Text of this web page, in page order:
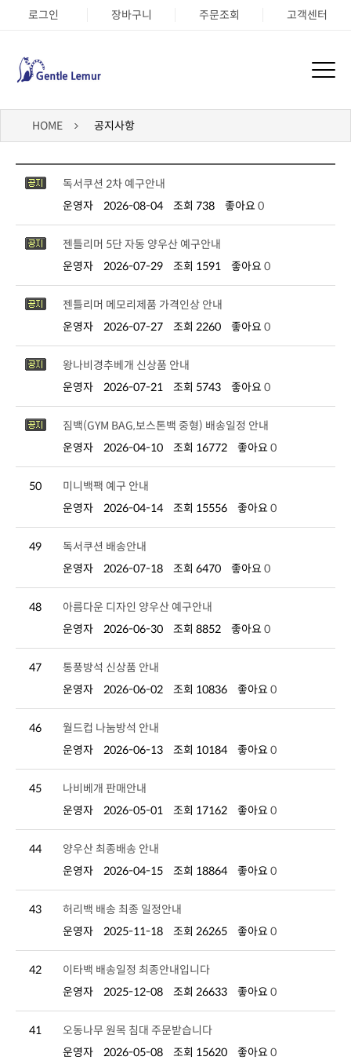
로그인 장바구니 주문조회 고객센터
HOME 공지사항
독서쿠션 2차 예구안내
운영자
2026-08-04 조회 738 좋아요 0
젠틀리머 5단 자동 양우산 예구안내
운영자
2026-07-29 조회 1591 좋아요 0
젠틀리머 메모리제품 가격인상 안내
운영자
2026-07-27 조회 2260 좋아요 0
왕나비경추베개 신상품 안내
운영자
2026-07-21 조회 5743 좋아요 0
짐백(GYM BAG,보스톤백 중형) 배송일정 안내
운영자
2026-04-10 조회 16772 좋아요 0
50
미니백팩 예구 안내
운영자
2026-04-14 조회 15556 좋아요 0
49
독서쿠션 배송안내
운영자
2026-07-18 조회 6470 좋아요 0
48
아름다운 디자인 양우산 예구안내
운영자
2026-06-30 조회 8852 좋아요 0
47
통풍방석 신상품 안내
운영자
2026-06-02 조회 10836 좋아요 0
46
월드컵 나눔방석 안내
운영자
2026-06-13 조회 10184 좋아요 0
45
나비베개 판매안내
운영자
2026-05-01 조회 17162 좋아요 0
44
양우산 최종배송 안내
운영자
2026-04-15 조회 18864 좋아요 0
43
허리백 배송 최종 일정안내
운영자
2025-11-18 조회 26265 좋아요 0
42
이타백 배송일정 최종안내입니다
운영자
2025-12-08 조회 26633 좋아요 0
41
오동나무 원목 침대 주문받습니다
운영자
2026-05-08 조회 15620 좋아요 0